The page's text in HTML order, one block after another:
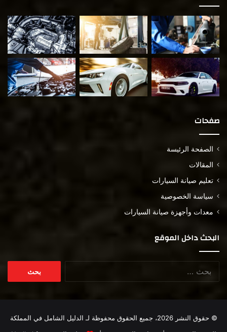
صفحات
الصفحة الرئيسة
المقالات
تعليم صيانة السيارات
سياسة الخصوصية
معدات وأجهزة صيانة السيارات
البحث داخل الموقع
© حقوق النشر 2026، جميع الحقوق محفوظة لـ
الدليل الشامل في المملكة